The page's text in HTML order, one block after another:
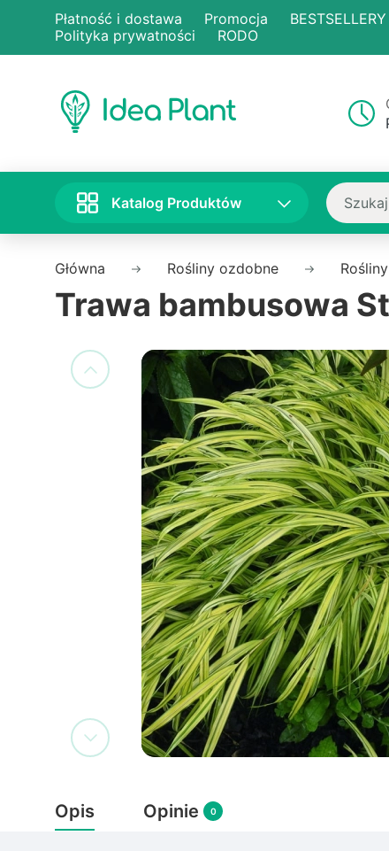
Płatność i dostawa Promocja BESTSELLERY
Polityka prywatności
RODO
Katalog Produktów
Główna Rośliny ozdobne
Trawa bambusowa
Opis Opinie 0